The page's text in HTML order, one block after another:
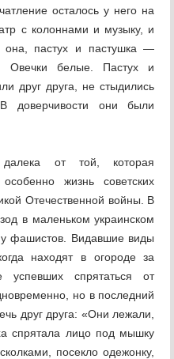
осталось у него на
с колоннами и музыку, и
пастух и пастушка —
Овечки белые. Пастух и
друг друга, не стыдились
они были
от той, которая
жизнь советских
Отечественной войны. В
в маленьком украинском
у фашистов. Видавшие виды
находят в огороде за
успевших спрятаться от
но в последний
друг друга: «Они лежали,
спрятала лицо под мышку
посекло одежонку,